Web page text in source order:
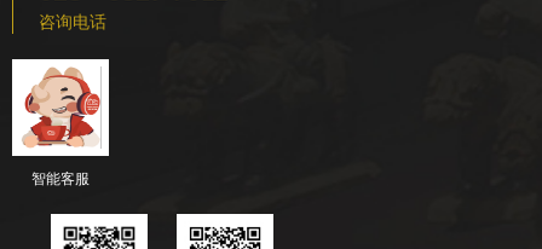
咨询电话
智能客服